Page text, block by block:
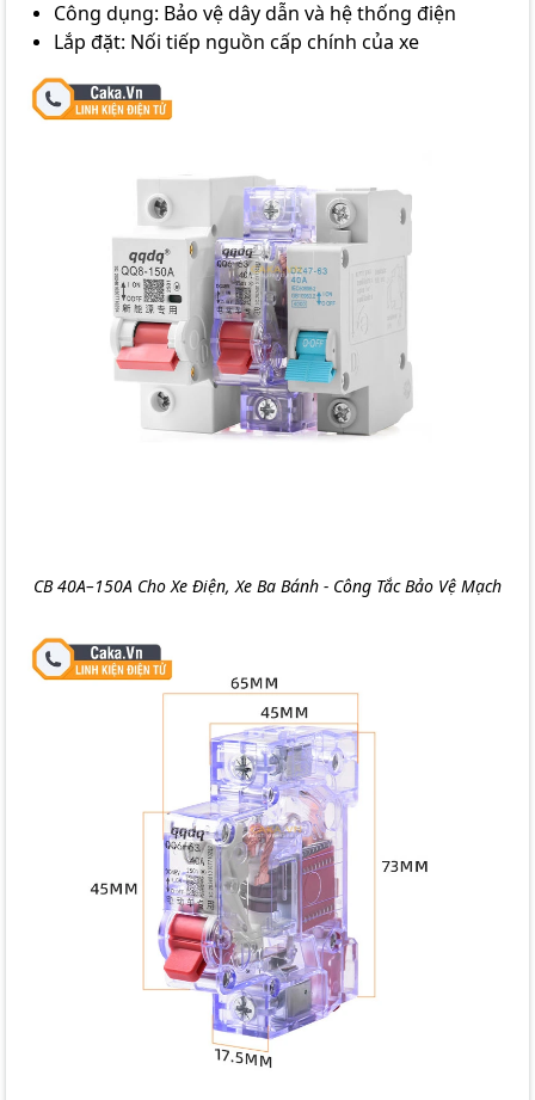
Công dụng: Bảo vệ dây dẫn và hệ thống điện
Lắp đặt: Nối tiếp nguồn cấp chính của xe
CB 40A–150A Cho Xe Điện, Xe Ba Bánh - Công Tắc Bảo Vệ Mạch